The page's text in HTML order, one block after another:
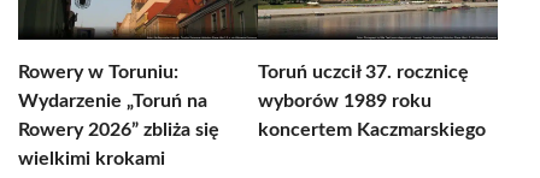
Rowery w Toruniu:
Wydarzenie „Toruń na
Rowery 2026” zbliża się
wielkimi krokami
Toruń uczcił 37. rocznicę
wyborów 1989 roku
koncertem Kaczmarskiego